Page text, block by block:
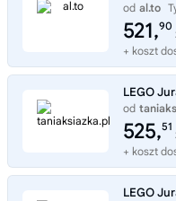
od al.to
521,90
+ koszt
od
525,51
+ koszt